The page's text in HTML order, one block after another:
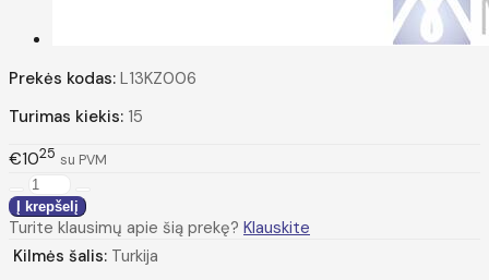
Prekės kodas: L13KZ006
Turimas kiekis: 15
€1025 su PVM
Turite klausimų apie šią prekę? Klauskite
Kilmės šalis: Turkija